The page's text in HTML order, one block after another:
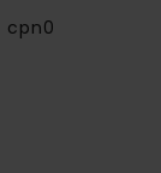
cpn0